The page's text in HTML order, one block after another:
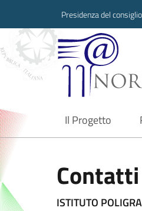
Presidenza del
Il Progetto
current
Contatti
ISTITUTO